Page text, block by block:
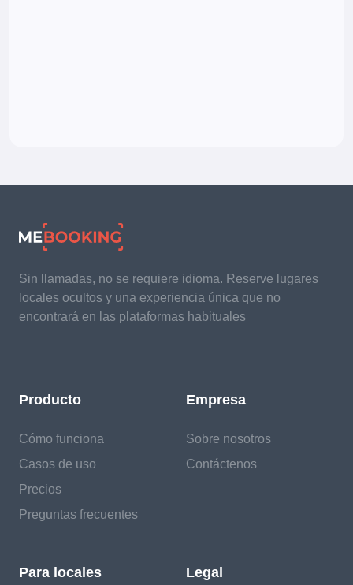
Sin llamadas, no se requiere idioma. Reserve lugares
locales ocultos y una experiencia única que no
encontrará en las plataformas habituales
Producto
Cómo funciona
Casos de uso
Precios
Preguntas frecuentes
Empresa
Sobre nosotros
Contáctenos
Para locales Legal